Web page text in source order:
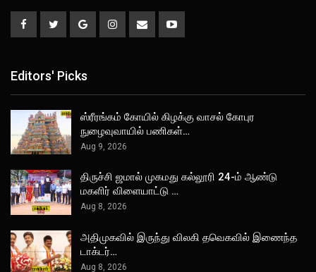
Editors' Picks
ஸ்ரீரங்கம் கோயில் கிழக்கு வாசல் கோபுர
நுழைவுவாயில் பணிகள்…
Aug 9, 2026
திருச்சி ஜமால் முகமது கல்லூரி 24-ம் ஆண்டு
மகளிர் விளையாட்டு …
Aug 8, 2026
அதிமுகவில் இருந்து விலகி தவெகவில் இணைந்த
டாக்டர்…
Aug 8, 2026